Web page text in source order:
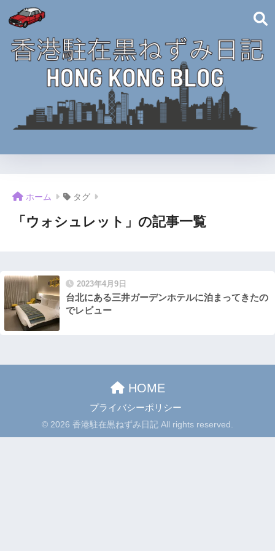
ホーム タグ
「ウォシュレット」の記事一覧
2023年4月9日
台北にある三井ガーデンホテルに泊まってきたの
でレビュー
HOME
プライバシーポリシー
© 2026 香港駐在黒ねずみ日記 All rights reserved.